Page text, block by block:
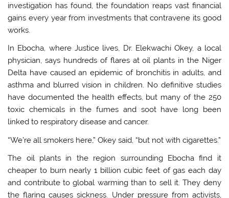
investigation has found, the foundation reaps vast financial
gains every year from investments that contravene its good
works.
In Ebocha, where Justice lives, Dr. Elekwachi Okey, a local
physician, says hundreds of flares at oil plants in the Niger
Delta have caused an epidemic of bronchitis in adults, and
asthma and blurred vision in children. No definitive studies
have documented the health effects, but many of the 250
toxic chemicals in the fumes and soot have long been
linked to respiratory disease and cancer.
“We’re all smokers here,” Okey said, “but not with cigarettes.”
The oil plants in the region surrounding Ebocha find it
cheaper to burn nearly 1 billion cubic feet of gas each day
and contribute to global warming than to sell it. They deny
the flaring causes sickness. Under pressure from activists,